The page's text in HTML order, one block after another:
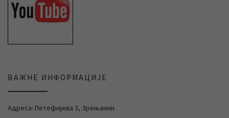
ВАЖНЕ ИНФОРМАЦИЈЕ
Адреса: Петефијева 3, Зрењанин